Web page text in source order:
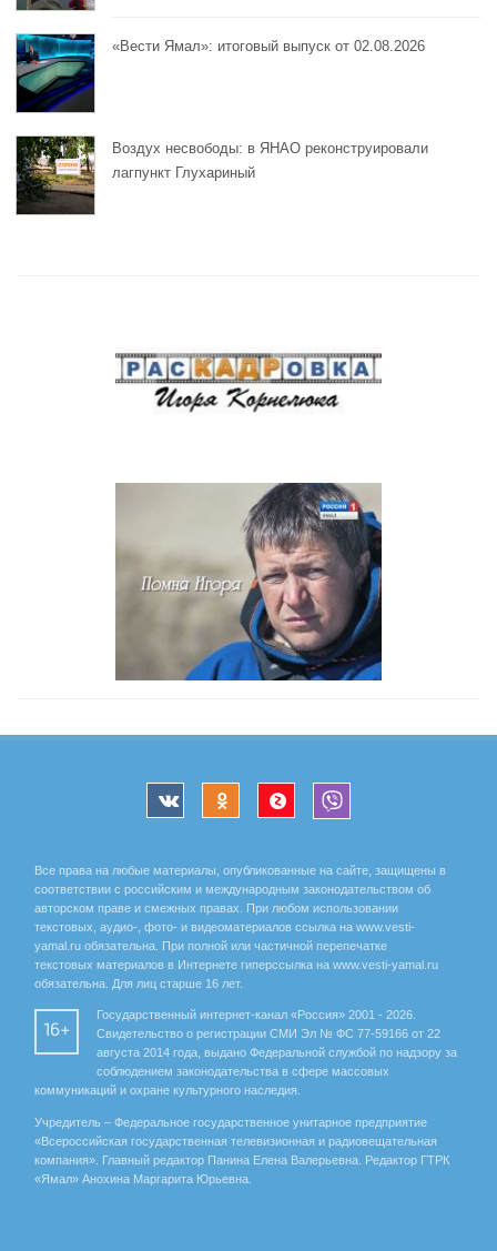
«Вести Ямал»: итоговый выпуск от 02.08.2026
Воздух несвободы: в ЯНАО реконструировали
лагпункт Глухариный
Все права на любые материалы, опубликованные на сайте, защищены в
соответствии с российским и международным законодательством об
авторском праве и смежных правах. При любом использовании
текстовых, аудио-, фото- и видеоматериалов ссылка на www.vesti-
yamal.ru обязательна. При полной или частичной перепечатке
текстовых материалов в Интернете гиперссылка на www.vesti-yamal.ru
обязательна. Для лиц старше 16 лет.
16+
Государственный интернет-канал «Россия» 2001 - 2026.
Свидетельство о регистрации СМИ Эл № ФС 77-59166 от 22
августа 2014 года, выдано Федеральной службой по надзору за
соблюдением законодательства в сфере массовых
коммуникаций и охране культурного наследия.
Учредитель – Федеральное государственное унитарное предприятие
«Всероссийская государственная телевизионная и радиовещательная
компания». Главный редактор Панина Елена Валерьевна. Редактор ГТРК
«Ямал» Анохина Маргарита Юрьевна.